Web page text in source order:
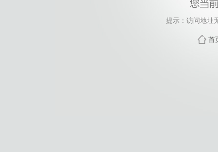
提示：访问地址
首